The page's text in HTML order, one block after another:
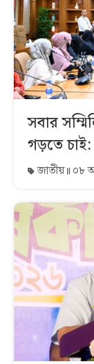
সবার
গড়তে চাই:
জাতীয় ০৮